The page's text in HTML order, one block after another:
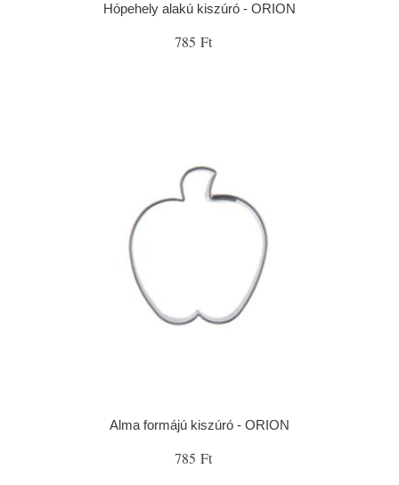
Hópehely alakú kiszúró - ORION
785 Ft
Alma formájú kiszúró - ORION
785 Ft